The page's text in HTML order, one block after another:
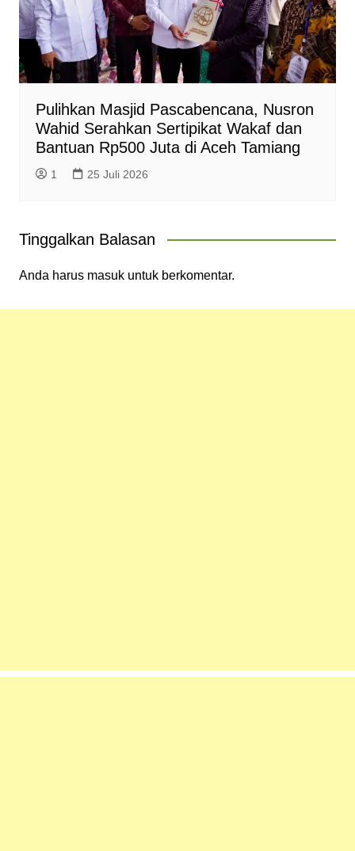
Pulihkan Masjid Pascabencana, Nusron
Wahid Serahkan Sertipikat Wakaf dan
Bantuan Rp500 Juta di Aceh Tamiang
1 25 Juli 2026
Tinggalkan Balasan
Anda harus masukuntuk berkomentar.